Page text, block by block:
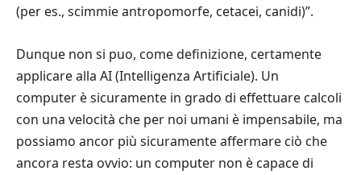
(per es., scimmie antropomorfe, cetacei, canidi)”.
Dunque non si puo, come definizione, certamente
applicare alla AI (Intelligenza Artificiale). Un
computer è sicuramente in grado di effettuare calcoli
con una velocità che per noi umani è impensabile, ma
possiamo ancor più sicuramente affermare ciò che
ancora resta ovvio: un computer non è capace di